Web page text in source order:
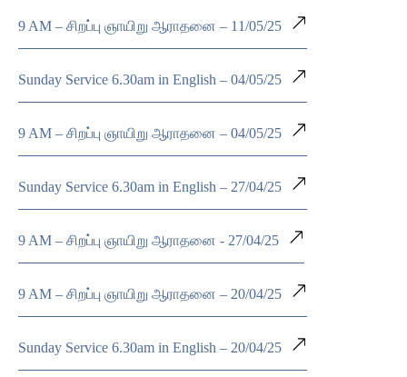
9 AM – சிறப்பு ஞாயிறு ஆராதனை – 11/05/25
Sunday Service 6.30am in English – 04/05/25
9 AM – சிறப்பு ஞாயிறு ஆராதனை – 04/05/25
Sunday Service 6.30am in English – 27/04/25
9 AM – சிறப்பு ஞாயிறு ஆராதனை - 27/04/25
9 AM – சிறப்பு ஞாயிறு ஆராதனை – 20/04/25
Sunday Service 6.30am in English – 20/04/25